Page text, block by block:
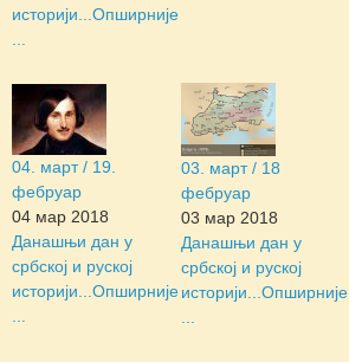
историји... Опширније
04. март / 19.
фебруар
04 мар 2018
Данашњи дан у
србској и руској
историји... Опширније
03. март / 18
фебруар
03 мар 2018
Данашњи дан у
србској и руској
историји... Опширније